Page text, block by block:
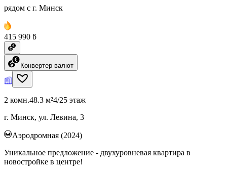
рядом с г. Минск
415 990 ƃ
Конвертер валют
2 комн.48.3 м²4/25 этаж
г. Минск, ул. Левина, 3
Аэродромная (2024)
Уникальное предложение - двухуровневая квартира в
новостройке в центре!